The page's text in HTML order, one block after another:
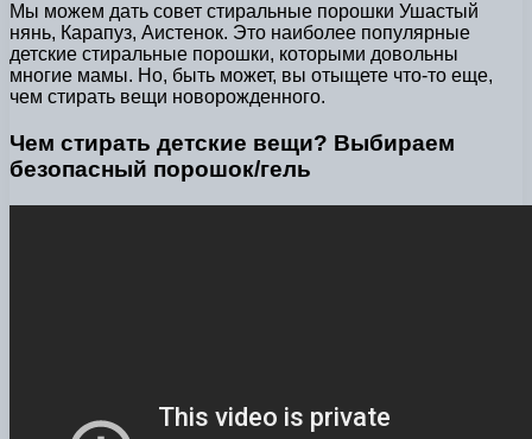
Мы можем дать совет стиральные порошки Ушастый
нянь, Карапуз, Аистенок. Это наиболее популярные
детские стиральные порошки, которыми довольны
многие мамы. Но, быть может, вы отыщете что-то еще,
чем стирать вещи новорожденного.
Чем стирать детские вещи? Выбираем
безопасный порошок/гель